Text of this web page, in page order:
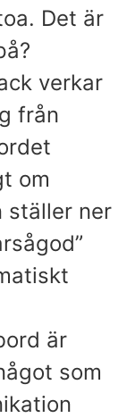
Det är
verkar
från
om
ställer ner
är
som